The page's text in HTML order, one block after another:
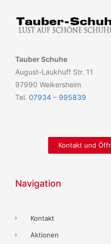
Tauber Schuhe
August-Laukhuff Str. 11
97990 Weikersheim
Tel. 07934 – 995839
Kontakt und
Navigation
Kontakt
Aktionen